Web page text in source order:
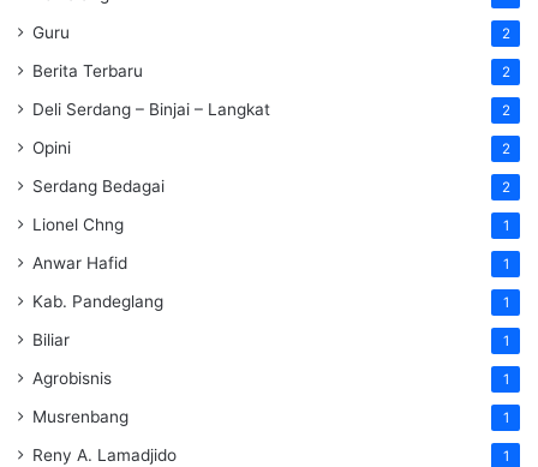
Guru 2
Berita Terbaru 2
Deli Serdang – Binjai – Langkat 2
Opini 2
Serdang Bedagai 2
Lionel Chng 1
Anwar Hafid 1
Kab. Pandeglang 1
Biliar 1
Agrobisnis 1
Musrenbang 1
Reny A. Lamadjido 1